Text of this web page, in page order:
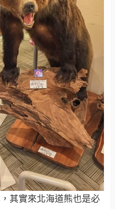
其實來北海道熊也是必